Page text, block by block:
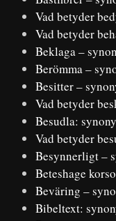
Vad betyder
Vad betyder
Beklaga –
Berömma –
Besitter –
Vad betyder
Besudla:
Vad betyder
Besynnerligt –
Beteshage
Beväring –
Bibeltext: